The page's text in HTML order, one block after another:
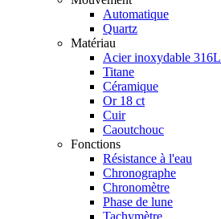
Automatique
Quartz
Matériau
Acier inoxydable 316L
Titane
Céramique
Or 18 ct
Cuir
Caoutchouc
Fonctions
Résistance à l'eau
Chronographe
Chronomètre
Phase de lune
Tachymètre